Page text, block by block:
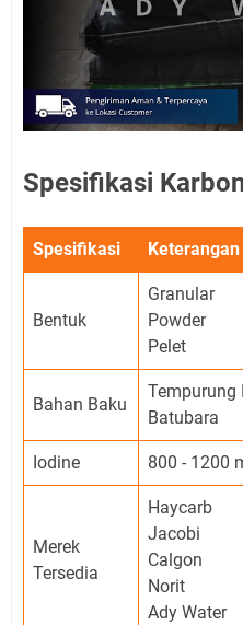
Spesifikasi
Spesifikasi Keterangan
Bentuk
Granular
Powder
Pelet
Bahan Baku
Tempurung
Batubara
Iodine 800 - 1200
Merek
Tersedia
Haycarb
Jacobi
Calgon
Norit
Ady Water